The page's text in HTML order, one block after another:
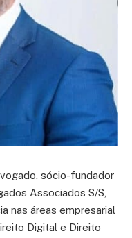
sócio-fundador
Associados S/S,
nas áreas empresarial
Digital e Direito